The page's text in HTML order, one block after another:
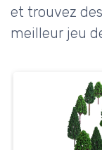
et trouvez
meilleur jeu